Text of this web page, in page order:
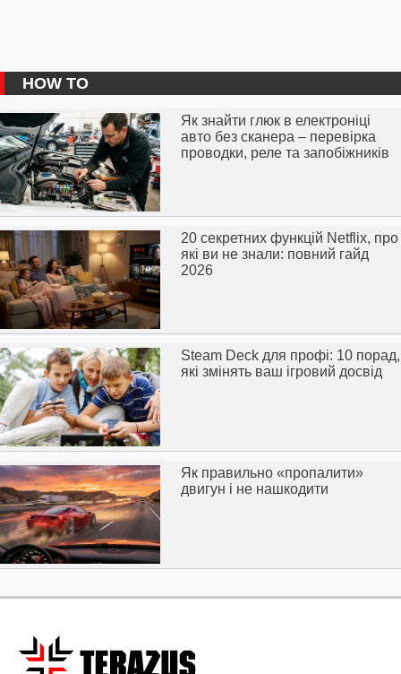
HOW TO
Як знайти глюк в електроніці
авто без сканера – перевірка
проводки, реле та запобіжників
20 секретних функцій Netflix, про
які ви не знали: повний гайд
2026
Steam Deck для профі: 10 порад,
які змінять ваш ігровий досвід
Як правильно «пропалити»
двигун і не нашкодити